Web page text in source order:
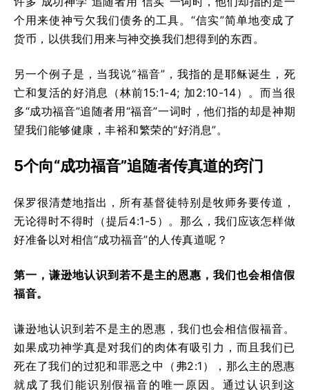
个用来使神亏欠我们债务的工具。“信实”简单地变成了
货币，以供我们用来与神交换我们想得到的东西。
另一个例子是，当我说“福音”，我指的是耶稣诞生，死
亡和复活的好消息（林前15:1-4; 加2:10-14）。而当很
多“成功福音”追随者用“福音”一词时，他们指的却是神期
望我们能够健康，丰裕和繁荣的“好消息”。
5个向“成功福音”追随者传真道的窍门
保罗很清楚地指出，所有基督徒特别是牧师务要传道，
无论得时不得时（提后4:1-5）。那么，我们应该怎样做
好准备以对相信“成功福音”的人传真道呢？
第一，谦逊地认识到若不是主的恩惠，我们也会相信假
福音。
谦逊地认识到若不是主的恩惠，我们也会相信假福音。
如果成功神学真是对我们的肉体有吸引力，而且我们已
死在了我们的过犯和罪恶之中（弗2:1），那么主的恩惠
就成了我们能识别假福音的唯一原因。通过认识到这